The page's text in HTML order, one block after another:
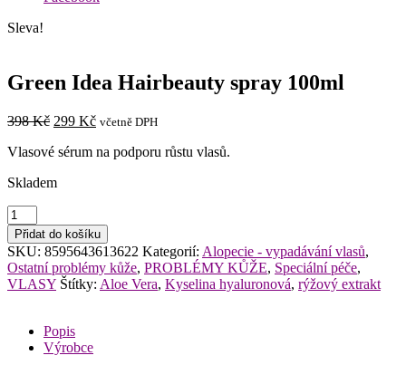
Sleva!
Green Idea Hairbeauty spray 100ml
398Kč Původní
byla:
299 KčAktuální
je:
včetně DPH
Vlasové sérum na podporu růstu vlasů.
Skladem
Green
Idea
Hairbeauty
spray
100ml
množství
Přidat do košíku
SKU: 8595643613622 Kategorií: Alopecie - vypadávání vlasů,
Ostatní problémy kůže, PROBLÉMY KŮŽE, Speciální péče,
VLASY Štítky: Aloe Vera, Kyselina hyaluronová, rýžový extrakt
Popis
Výrobce